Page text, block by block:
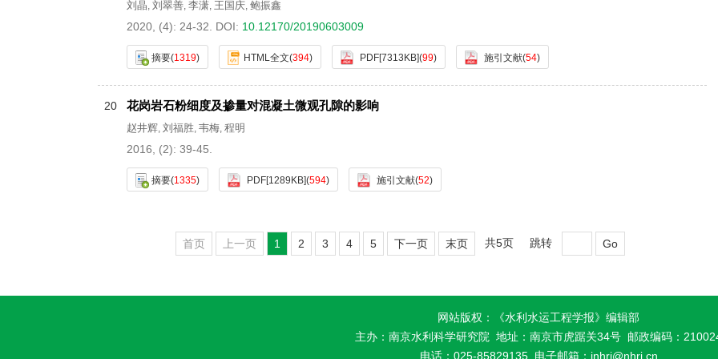
刘晶, 刘翠善, 李潇, 王国庆, 鲍振鑫
2020, (4): 24-32. DOI: 10.12170/20190603009
摘要(1319) HTML全文(394) PDF[7313KB](99) 施引文献(54)
20 花岗岩石粉细度及掺量对混凝土微观孔隙的影响
赵井辉, 刘福胜, 韦梅, 程明
2016, (2): 39-45.
摘要(1335) PDF[1289KB](594) 施引文献(52)
首页 上一页 1 2 3 4 5 下一页 末页 共5页 跳转 Go
网站版权：《水利水运工程学报》编辑部
主办：南京水利科学研究院 地址：南京市虎踞关34号 邮政编码：
电话：025-85829135 电子邮箱： jnhri@nhri.cn